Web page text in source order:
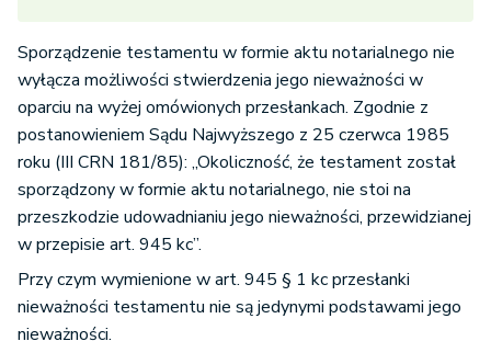
Sporządzenie testamentu w formie aktu notarialnego nie
wyłącza możliwości stwierdzenia jego nieważności w
oparciu na wyżej omówionych przesłankach. Zgodnie z
postanowieniem Sądu Najwyższego z 25 czerwca 1985
roku (III CRN 181/85): „Okoliczność, że testament został
sporządzony w formie aktu notarialnego, nie stoi na
przeszkodzie udowadnianiu jego nieważności, przewidzianej
w przepisie art. 945 kc”.
Przy czym wymienione w art. 945 § 1 kc przesłanki
nieważności testamentu nie są jedynymi podstawami jego
nieważności.